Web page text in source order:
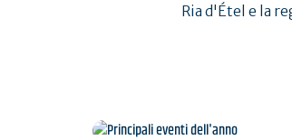
Ria d'Étel e la